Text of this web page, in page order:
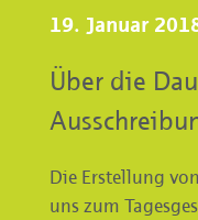
19. Januar
Über die
Die Erstellung
uns zum